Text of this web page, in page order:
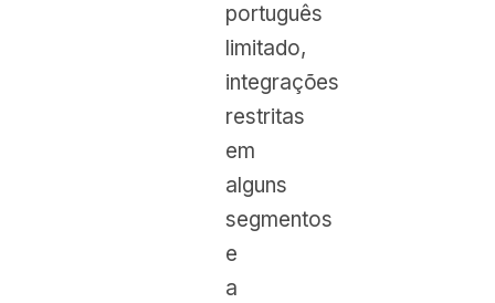
português
limitado,
integrações
restritas
em
alguns
segmentos
e
a